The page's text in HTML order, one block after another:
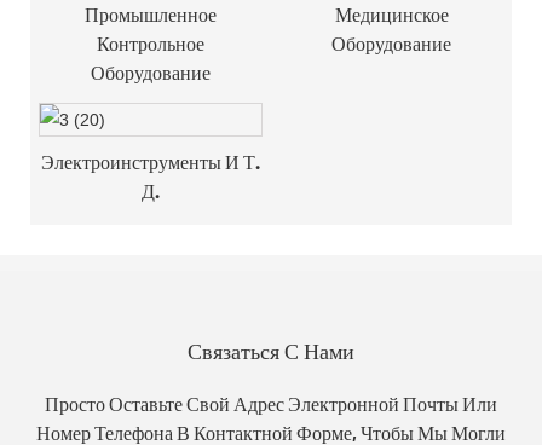
Промышленное
Контрольное
Оборудование
Медицинское
Оборудование
Электроинструменты И Т.
Д.
Связаться С Нами
Просто Оставьте Свой Адрес Электронной Почты Или
Номер Телефона В Контактной Форме, Чтобы Мы Могли